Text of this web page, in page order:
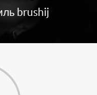
brushij